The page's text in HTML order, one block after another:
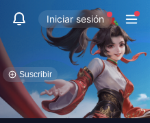
Iniciar sesión
Suscribir